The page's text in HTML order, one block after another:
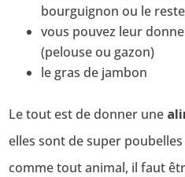
bourguignon ou le
vous pouvez leur
(pelouse ou gazon)
le gras de jambon
Le tout est de donner une
elles sont de super
comme tout animal, il faut